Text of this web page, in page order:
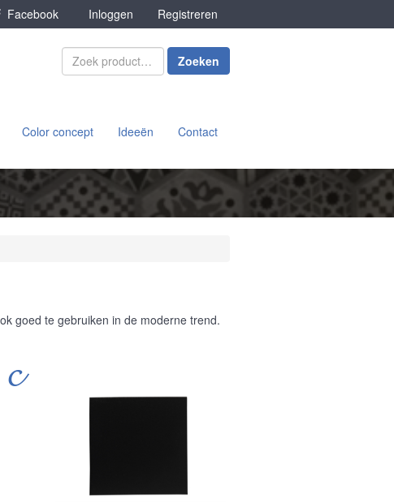
Facebook Inloggen Registreren
Zoeken
Color concept Ideeën Contact
goed te gebruiken in de moderne trend.